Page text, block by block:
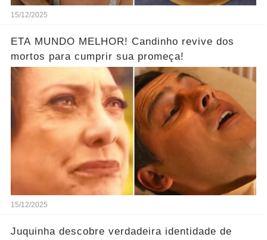
15/12/2025
ETA MUNDO MELHOR! Candinho revive dos
mortos para cumprir sua promeça!
15/12/2025
Juquinha descobre verdadeira identidade de